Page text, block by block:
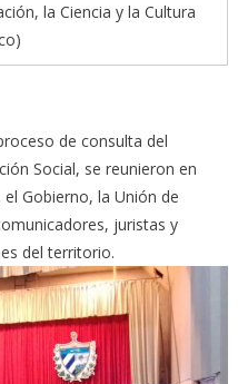
la Ciencia y la Cultura
de consulta del
Social, se reunieron en
Gobierno, la Unión de
juristas y
del territorio.